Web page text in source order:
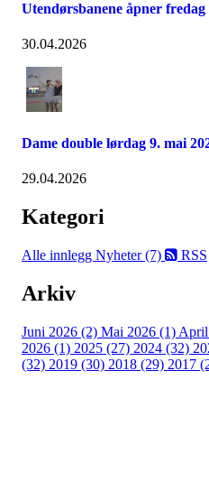
Utendørsbanene åpner
30.04.2026
Dame double lørdag 9. mai
29.04.2026
Kategori
Alle innlegg Nyheter (7) RSS
Arkiv
Juni 2026 (2) Mai 2026 (1)
2026 (1) 2025 (27) 2024 (32)
(32) 2019 (30) 2018 (29) 2017